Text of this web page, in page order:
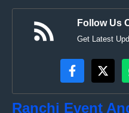
Follow Us
Get Latest
Ranchi Event